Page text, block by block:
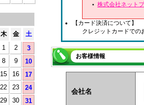
木 金
土
1
2
3
8 9
10
15 16
17
22 23
24
29 30 31
株式会社ネット
【カード決済について】
クレジットカードでの
お客様情報
会社名